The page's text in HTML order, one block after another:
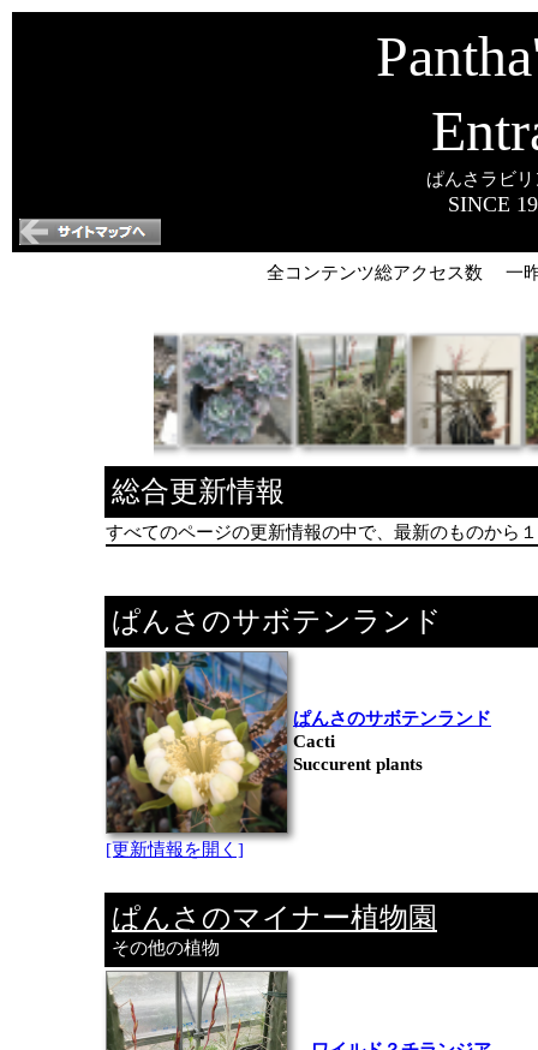
ぱんさラビ
SINCE
全コンテンツ総アクセス数 一
総合更新情報
すべてのページの更新情報の中で、最新のものから
ぱんさのサボテンランド
ぱんさのサボテンランド
Cacti
Succurent plants
[更新情報を開く]
ぱんさのマイナー植物園
その他の植物